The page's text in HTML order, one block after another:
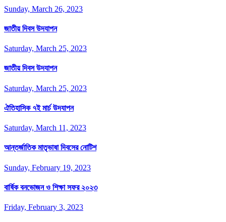
Sunday, March 26, 2023
জাতীয় দিবস উদযাপন
Saturday, March 25, 2023
জাতীয় দিবস উদযাপন
Saturday, March 25, 2023
ঐতিহাসিক ৭ই মার্চ উদযাপন
Saturday, March 11, 2023
আন্তর্জাতিক মাতৃভাষা দিবসের নোটিশ
Sunday, February 19, 2023
বার্ষিক বনভোজন ও শিক্ষা সফর ২০২৩
Friday, February 3, 2023